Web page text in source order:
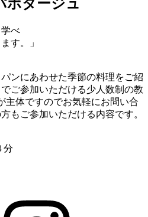
ポタージュ
学べ
す。」
ンにあわせた季節の料理をご紹
ご参加いただける少人数制の教
主体ですのでお気軽にお問い合
もご参加いただける内容です。
分